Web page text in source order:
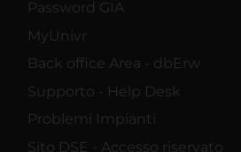
Password GIA
MyUnivr
Back office Area - dbErw
Supporto - Help Desk
Problemi Impianti
Sito DSE - Accesso riservato